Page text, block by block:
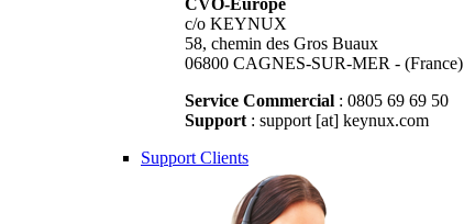
CVO-Europe
c/o KEYNUX
58, chemin des Gros Buaux
06800 CAGNES-SUR-MER - (France)
Service Commercial : 0805 69 69 50
Support : support [at] keynux.com
Support Clients